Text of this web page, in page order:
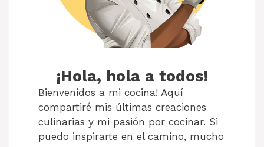
¡Hola, hola a todos!
Bienvenidos a mi cocina! Aquí
compartiré mis últimas creaciones
culinarias y mi pasión por cocinar. Si
puedo inspirarte en el camino, mucho